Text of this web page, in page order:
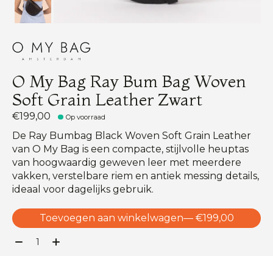
O My Bag Ray Bum Bag Woven
Soft Grain Leather Zwart
€199,00 Op voorraad
De Ray Bumbag Black Woven Soft Grain Leather
van O My Bag is een compacte, stijlvolle heuptas
van hoogwaardig geweven leer met meerdere
vakken, verstelbare riem en antiek messing details,
ideaal voor dagelijks gebruik.
Toevoegen aan winkelwagen
— €199,00
Aantal: